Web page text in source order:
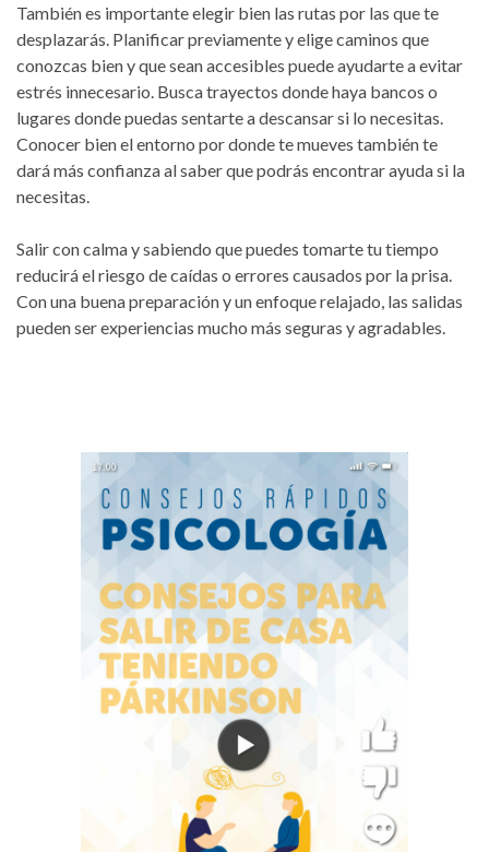
También es importante elegir bien las rutas por las que te
desplazarás. Planificar previamente y elige caminos que
conozcas bien y que sean accesibles puede ayudarte a evitar
estrés innecesario. Busca trayectos donde haya bancos o
lugares donde puedas sentarte a descansar si lo necesitas.
Conocer bien el entorno por donde te mueves también te
dará más confianza al saber que podrás encontrar ayuda si la
necesitas.
Salir con calma y sabiendo que puedes tomarte tu tiempo
reducirá el riesgo de caídas o errores causados por la prisa.
Con una buena preparación y un enfoque relajado, las salidas
pueden ser experiencias mucho más seguras y agradables.